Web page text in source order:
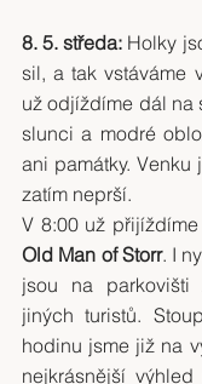
8. 5. středa: Holky
sil, a tak vstáváme
už odjíždíme dál na
slunci a modré
ani památky. Venku
zatím neprší.
Old Man of Storr. I
jsou na parkovišti
jiných turistů.
hodinu jsme již na
nejkrásnější